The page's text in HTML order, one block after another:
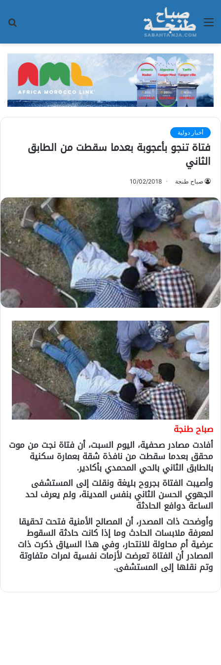
القائمة
أخبار دولية
فتاة تنجو بأعجوبة بعدما سقطت من الطابق
الثاني
صباح طنجة 10/02/2018
صباح طنجة
أفادت مصادر صحفية، اليوم السبت، أن فتاة نجت من موت
محقق بعدما سقطت من نافذة شقة بعمارة سكنية
بالطابق الثاني بالحي المحمدي بأكادير.
وأصيبت الفتاة بجروح بليغة ونقلت إلى المستشفى
الجهوي الحسن الثاني بنفس المدينة، ولم يعرف لحد
الساعة دوافع الحادثة
وأوضحت ذات المصدر، أن المصالح الأمنية فتحت تحقيقا
لمعرفة ملابسات الحادث وما إذا كانت حادثة السقوط
عرضية أم محاولة للانتحار، وفي هذا السياق ذكرت ذات
المصادر أن الفتاة تعرضت لأزمات نفسية لمرات متفاوتة
وتم نقلها إلى المستشفى.